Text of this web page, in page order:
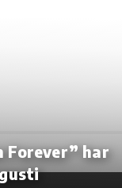
Forever” har